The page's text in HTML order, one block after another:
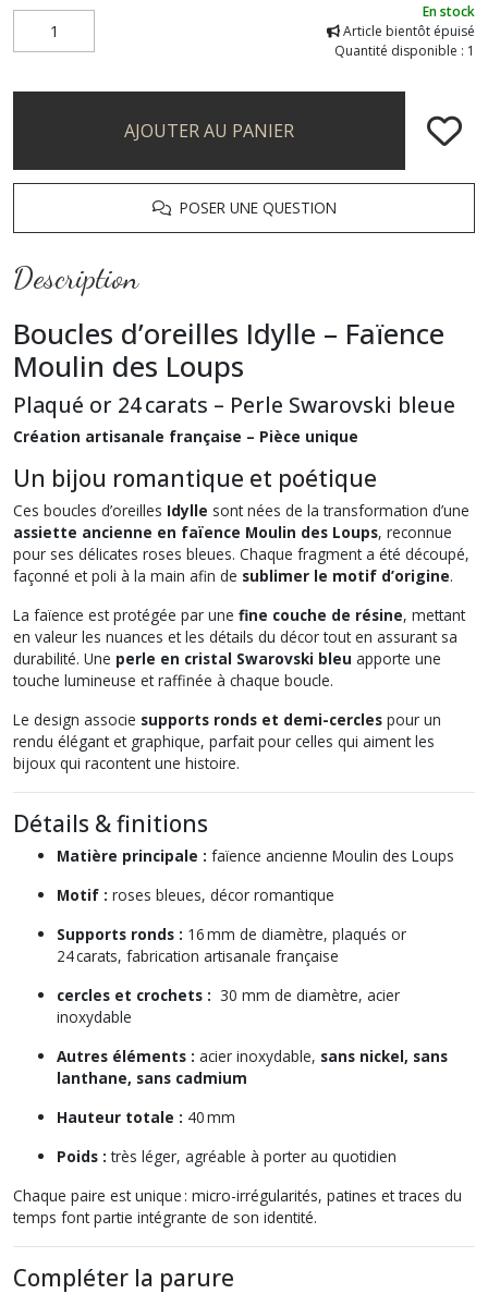
En stock
Article bientôt épuisé
Quantité disponible : 1
AJOUTER AU PANIER
POSER UNE QUESTION
Description
Boucles d’oreilles Idylle – Faïence
Moulin des Loups
Plaqué or 24 carats – Perle Swarovski bleue
Création artisanale française – Pièce unique
Un bijou romantique et poétique
Ces boucles d’oreilles Idylle sont nées de la transformation d’une
assiette ancienne en faïence Moulin des Loups, reconnue
pour ses délicates roses bleues. Chaque fragment a été découpé,
façonné et poli à la main afin de sublimer le motif d’origine.
La faïence est protégée par une fine couche de résine, mettant
en valeur les nuances et les détails du décor tout en assurant sa
durabilité. Une perle en cristal Swarovski bleu apporte une
touche lumineuse et raffinée à chaque boucle.
Le design associe supports ronds et demi-cercles pour un
rendu élégant et graphique, parfait pour celles qui aiment les
bijoux qui racontent une histoire.
Détails & finitions
Matière principale : faïence ancienne Moulin des Loups
Motif : roses bleues, décor romantique
Supports ronds : 16 mm de diamètre, plaqués or
24 carats, fabrication artisanale française
cercles et crochets : 30 mm de diamètre, acier
inoxydable
Autres éléments : acier inoxydable, sans nickel, sans
lanthane, sans cadmium
Hauteur totale : 40 mm
Poids : très léger, agréable à porter au quotidien
Chaque paire est unique : micro-irrégularités, patines et traces du
temps font partie intégrante de son identité.
Compléter la parure